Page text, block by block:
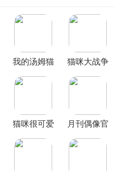
我的汤姆猫
猫咪大战争
猫咪很可爱
中文版
月刊偶像官